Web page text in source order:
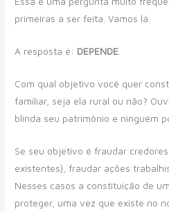
primeiras a ser feita. Vamos lá.
A resposta é: DEPENDE.
Com qual objetivo você quer
familiar, seja ela rural ou não?
blinda seu patrimônio e ninguém
Se seu objetivo é fraudar
existentes), fraudar ações
Nesses casos a constituição de
proteger, uma vez que existe no